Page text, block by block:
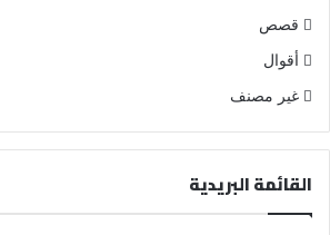
قصص
أقوال
غير مصنف
القائمة البريدية